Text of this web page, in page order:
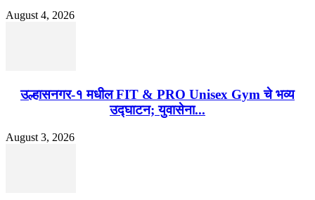
August 4, 2026
उल्हासनगर-१ मधील FIT & PRO Unisex Gym चे भव्य
उद्घाटन; युवासेना...
August 3, 2026